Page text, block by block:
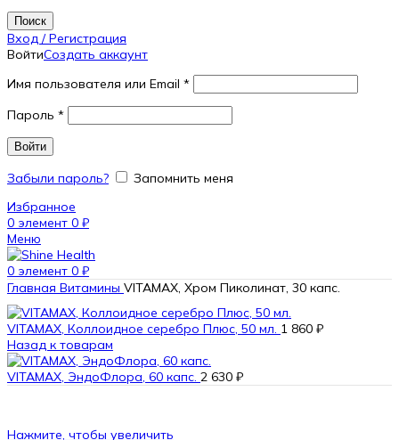
Поиск
Вход / Регистрация
ВойтиСоздать аккаунт
Имя пользователя или Email *
Пароль *
Войти
Забыли пароль?
Запомнить меня
Избранное
0 элемент 0 ₽
Меню
0 элемент 0 ₽
Главная Витамины VITAMAX, Хром Пиколинат, 30 капс.
VITAMAX, Коллоидное серебро Плюс, 50 мл. 1 860 ₽
Назад к товарам
VITAMAX, ЭндоФлора, 60 капс. 2 630 ₽
Нажмите, чтобы увеличить